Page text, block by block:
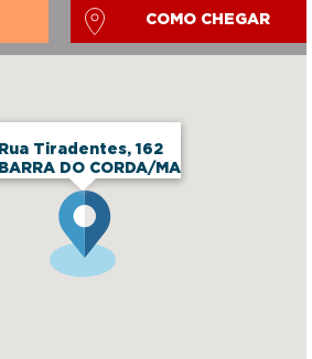
Rua Tiradentes, 162
BARRA DO CORDA/MA
COMO CHEGAR